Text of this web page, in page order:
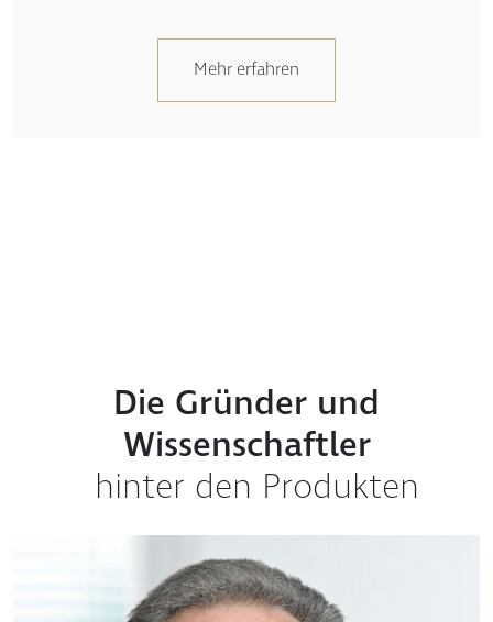
Mehr erfahren
Wissenschaftler
hinter den Produkten